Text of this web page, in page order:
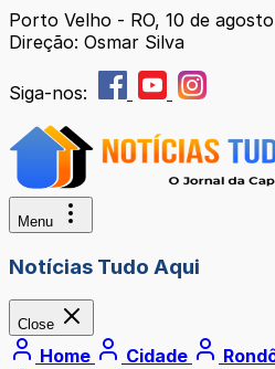
Porto Velho - RO, 10 de
Direção: Osmar Silva
Siga-nos:
Menu
Notícias Tudo Aqui
Close
Home Cidade